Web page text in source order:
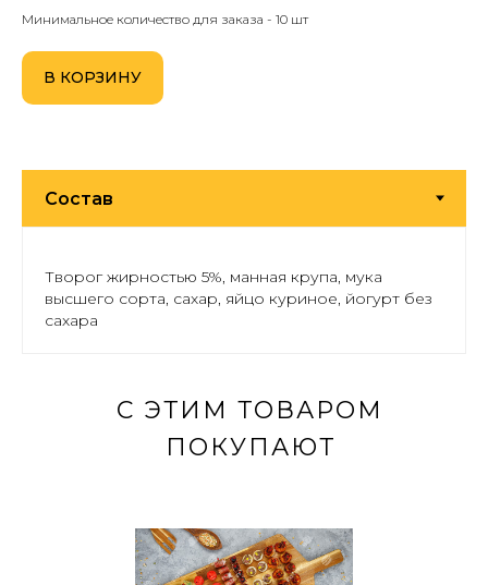
Минимальное количество для заказа - 10 шт
В КОРЗИНУ
Творог жирностью 5%, манная крупа, мука
высшего сорта, сахар, яйцо куриное, йогурт без
сахара
С ЭТИМ ТОВАРОМ
ПОКУПАЮТ